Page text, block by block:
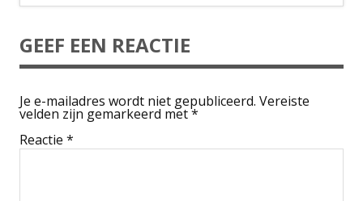
GEEF EEN REACTIE
Je e-mailadres wordt niet gepubliceerd. Vereiste
velden zijn gemarkeerd met*
Reactie *